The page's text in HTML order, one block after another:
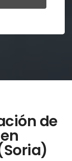
de
en